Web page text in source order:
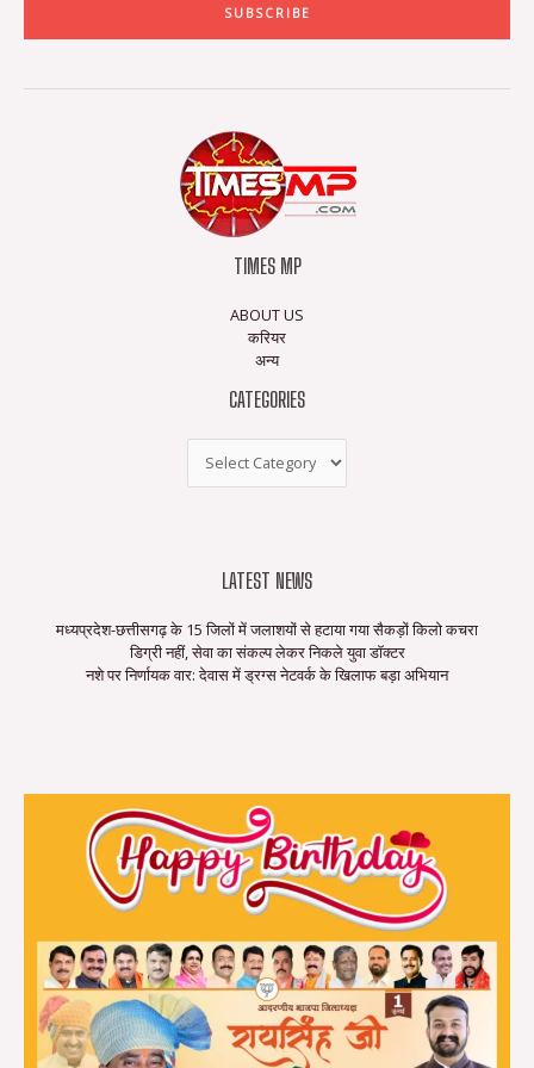
SUBSCRIBE
TIMES MP
ABOUT US
करियर
अन्य
CATEGORIES
LATEST NEWS
मध्यप्रदेश-छत्तीसगढ़ के 15 जिलों में जलाशयों से हटाया गया सैकड़ों किलो कचरा
डिग्री नहीं, सेवा का संकल्प लेकर निकले युवा डॉक्टर
नशे पर निर्णायक वार: देवास में ड्रग्स नेटवर्क के खिलाफ बड़ा अभियान